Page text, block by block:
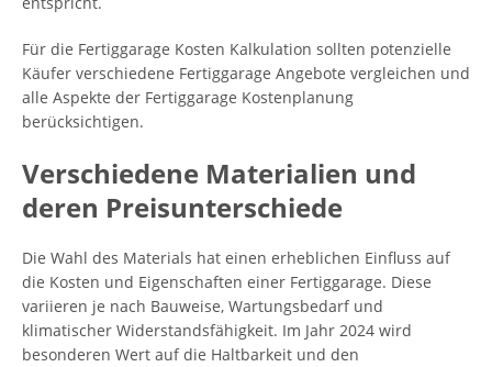
Für die Fertiggarage Kosten Kalkulation sollten potenzielle
Käufer verschiedene Fertiggarage Angebote vergleichen und
alle Aspekte der Fertiggarage Kostenplanung
berücksichtigen.
Verschiedene Materialien und
deren Preisunterschiede
Die Wahl des Materials hat einen erheblichen Einfluss auf
die Kosten und Eigenschaften einer Fertiggarage. Diese
variieren je nach Bauweise, Wartungsbedarf und
klimatischer Widerstandsfähigkeit. Im Jahr 2024 wird
besonderen Wert auf die Haltbarkeit und den